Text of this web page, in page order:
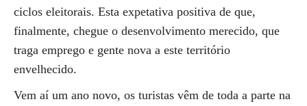
ciclos eleitorais. Esta expetativa positiva de que,
finalmente, chegue o desenvolvimento merecido, que
traga emprego e gente nova a este território
envelhecido.
Vem aí um ano novo, os turistas vêm de toda a parte na